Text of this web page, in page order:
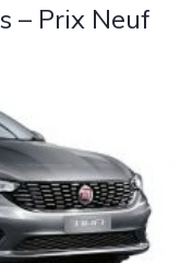
– Prix Neuf